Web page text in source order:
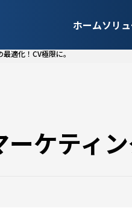
ホームソリ
適化！CV極限に。
ケティ